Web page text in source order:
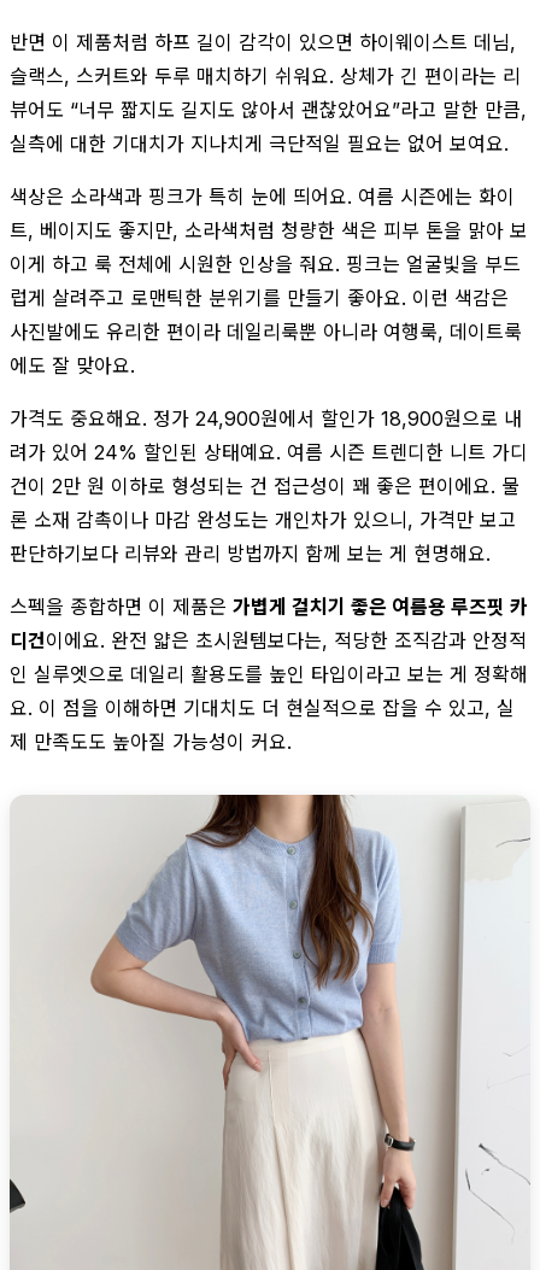
반면 이 제품처럼 하프 길이 감각이 있으면 하이웨이스트 데님,
슬랙스, 스커트와 두루 매치하기 쉬워요. 상체가 긴 편이라는 리
뷰어도 “너무 짧지도 길지도 않아서 괜찮았어요”라고 말한 만큼,
실측에 대한 기대치가 지나치게 극단적일 필요는 없어 보여요.
색상은 소라색과 핑크가 특히 눈에 띄어요. 여름 시즌에는 화이
트, 베이지도 좋지만, 소라색처럼 청량한 색은 피부 톤을 맑아 보
이게 하고 룩 전체에 시원한 인상을 줘요. 핑크는 얼굴빛을 부드
럽게 살려주고 로맨틱한 분위기를 만들기 좋아요. 이런 색감은
사진발에도 유리한 편이라 데일리룩뿐 아니라 여행룩, 데이트룩
에도 잘 맞아요.
가격도 중요해요. 정가 24,900원에서 할인가 18,900원으로 내
려가 있어 24% 할인된 상태예요. 여름 시즌 트렌디한 니트 가디
건이 2만 원 이하로 형성되는 건 접근성이 꽤 좋은 편이에요. 물
론 소재 감촉이나 마감 완성도는 개인차가 있으니, 가격만 보고
판단하기보다 리뷰와 관리 방법까지 함께 보는 게 현명해요.
스펙을 종합하면 이 제품은 가볍게 걸치기 좋은 여름용 루즈핏 카
디건이에요. 완전 얇은 초시원템보다는, 적당한 조직감과 안정적
인 실루엣으로 데일리 활용도를 높인 타입이라고 보는 게 정확해
요. 이 점을 이해하면 기대치도 더 현실적으로 잡을 수 있고, 실
제 만족도도 높아질 가능성이 커요.